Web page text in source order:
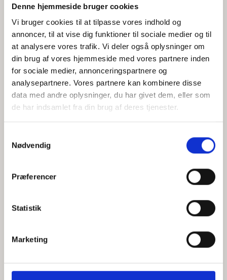
Denne hjemmeside bruger cookies
Vi bruger cookies til at tilpasse vores indhold og
annoncer, til at vise dig funktioner til sociale medier og til
at analysere vores trafik. Vi deler også oplysninger om
din brug af vores hjemmeside med vores partnere inden
for sociale medier, annonceringspartnere og
analysepartnere. Vores partnere kan kombinere disse
data med andre oplysninger, du har givet dem, eller som
de har indsamlet fra din brug af deres tjenester.
Nødvendig
Præferencer
Statistik
Marketing
Jeg accepterer behandlingen af mine personoplysninger i
henhold tilprivatlivspolitikken
Hvem er CEPOS
Medarbejdere
ABCepos